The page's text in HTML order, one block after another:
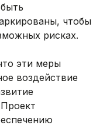
чтобы
рисках.
эти меры
воздействие